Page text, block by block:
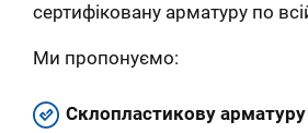
сертифіковану арматуру по
Ми пропонуємо:
Склопластикову арматуру